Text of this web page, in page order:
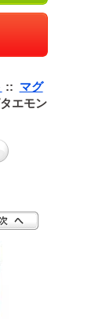
:: マグ
エモン